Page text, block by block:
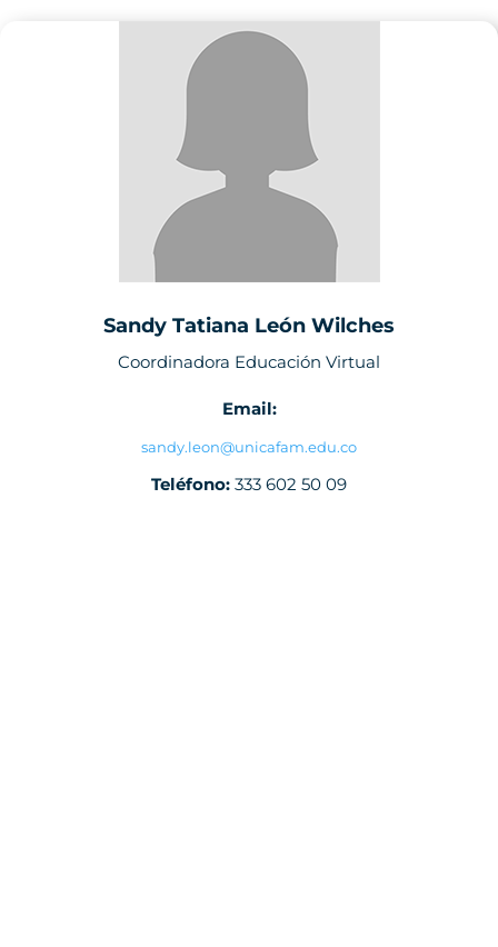
Sandy Tatiana León Wilches
Coordinadora Educación Virtual
Email:
sandy.leon@unicafam.edu.co
Teléfono: 333 602 50 09